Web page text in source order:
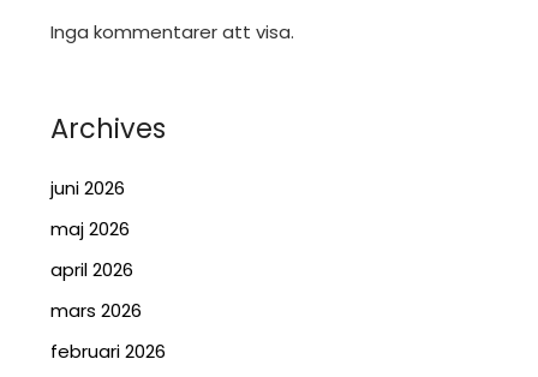
Inga kommentarer att visa.
Archives
juni 2026
maj 2026
april 2026
mars 2026
februari 2026